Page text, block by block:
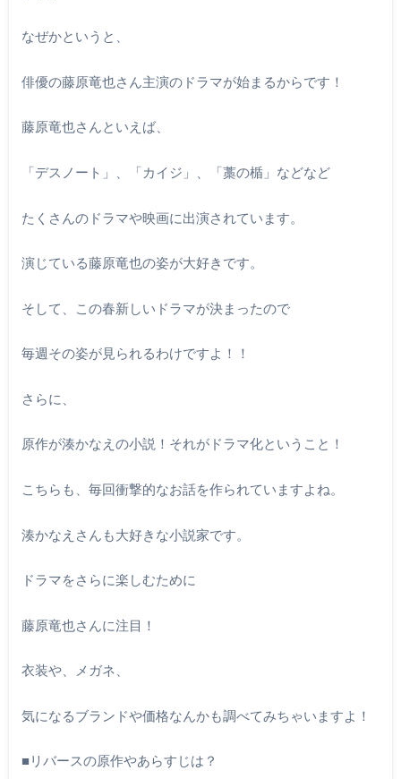
なぜかというと、
俳優の藤原竜也さん主演のドラマが始まるからです！
藤原竜也さんといえば、
「デスノート」、「カイジ」、「藁の楯」などなど
たくさんのドラマや映画に出演されています。
演じている藤原竜也の姿が大好きです。
そして、この春新しいドラマが決まったので
毎週その姿が見られるわけですよ！！
さらに、
原作が湊かなえの小説！それがドラマ化ということ！
こちらも、毎回衝撃的なお話を作られていますよね。
湊かなえさんも大好きな小説家です。
ドラマをさらに楽しむために
藤原竜也さんに注目！
衣装や、メガネ、
気になるブランドや価格なんかも調べてみちゃいますよ！
■リバースの原作やあらすじは？